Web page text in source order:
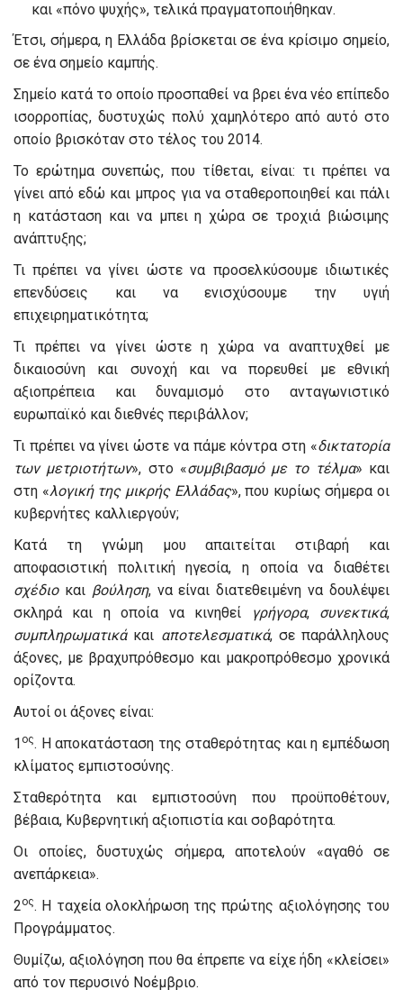
και «πόνο ψυχής», τελικά πραγματοποιήθηκαν.
Έτσι, σήμερα, η Ελλάδα βρίσκεται σε ένα κρίσιμο σημείο,
σε ένα σημείο καμπής.
Σημείο κατά το οποίο προσπαθεί να βρει ένα νέο επίπεδο
ισορροπίας, δυστυχώς πολύ χαμηλότερο από αυτό στο
οποίο βρισκόταν στο τέλος του 2014.
Το ερώτημα συνεπώς, που τίθεται, είναι: τι πρέπει να
γίνει από εδώ και μπρος για να σταθεροποιηθεί και πάλι
η κατάσταση και να μπει η χώρα σε τροχιά βιώσιμης
ανάπτυξης;
Τι πρέπει να γίνει ώστε να προσελκύσουμε ιδιωτικές
επενδύσεις και να ενισχύσουμε την υγιή
επιχειρηματικότητα;
Τι πρέπει να γίνει ώστε η χώρα να αναπτυχθεί με
δικαιοσύνη και συνοχή και να πορευθεί με εθνική
αξιοπρέπεια και δυναμισμό στο ανταγωνιστικό
ευρωπαϊκό και διεθνές περιβάλλον;
Τι πρέπει να γίνει ώστε να πάμε κόντρα στη «δικτατορία
των μετριοτήτων», στο «συμβιβασμό με το τέλμα» και
στη «λογική της μικρής Ελλάδας», που κυρίως σήμερα οι
κυβερνήτες καλλιεργούν;
Κατά τη γνώμη μου απαιτείται στιβαρή και
αποφασιστική πολιτική ηγεσία, η οποία να διαθέτει
σχέδιοκαι βούληση, να είναι διατεθειμένη να δουλέψει
σκληρά και η οποία να κινηθεί
γρήγορα, συνεκτικά,
συμπληρωματικάκαι αποτελεσματικά, σε παράλληλους
άξονες, με βραχυπρόθεσμο και μακροπρόθεσμο χρονικά
ορίζοντα.
Αυτοί οι άξονες είναι:
1 ος. Η αποκατάσταση της σταθερότητας και η εμπέδωση
κλίματος εμπιστοσύνης.
Σταθερότητα και εμπιστοσύνη που προϋποθέτουν,
βέβαια, Κυβερνητική αξιοπιστία και σοβαρότητα.
Οι οποίες, δυστυχώς σήμερα, αποτελούν «αγαθό σε
ανεπάρκεια».
2ος. Η ταχεία ολοκλήρωση της πρώτης αξιολόγησης του
Προγράμματος.
Θυμίζω, αξιολόγηση που θα έπρεπε να είχε ήδη «κλείσει»
από τον περυσινό Νοέμβριο.